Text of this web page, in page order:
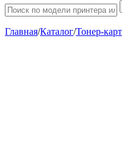
Главная/Каталог/Тонер-